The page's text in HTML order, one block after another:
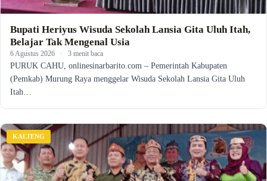
Bupati Heriyus Wisuda Sekolah Lansia Gita Uluh Itah,
Belajar Tak Mengenal Usia
6 Agustus 2026 · 3 menit baca
PURUK CAHU, onlinesinarbarito.com – Pemerintah Kabupaten
(Pemkab) Murung Raya menggelar Wisuda Sekolah Lansia Gita Uluh
Itah…
KALTENG